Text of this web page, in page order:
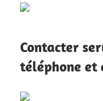
Contacter
téléphone et